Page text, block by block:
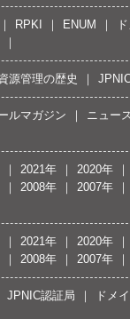
RPKI ENUM
源管理の歴史
ルマガジン ニュー
2021年 2020年
2008年 2007年
2021年 2020年
2008年 2007年
JPNIC認証局 ドメ